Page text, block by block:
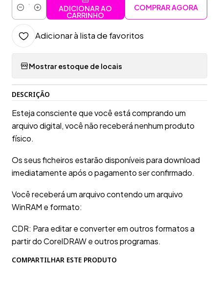
Quantidade
ADICIONAR AO
CARRINHO
COMPRAR AGORA
Adicionar à lista de favoritos
Mostrar estoque de locais
DESCRIÇÃO
Esteja consciente que você está comprando um
arquivo digital, você não receberá nenhum produto
físico.
Os seus ficheiros estarão disponíveis para download
imediatamente após o pagamento ser confirmado.
Você receberá um arquivo contendo um arquivo
WinRAM e formato:
CDR: Para editar e converter em outros formatos a
partir do CorelDRAW e outros programas.
COMPARTILHAR ESTE PRODUTO